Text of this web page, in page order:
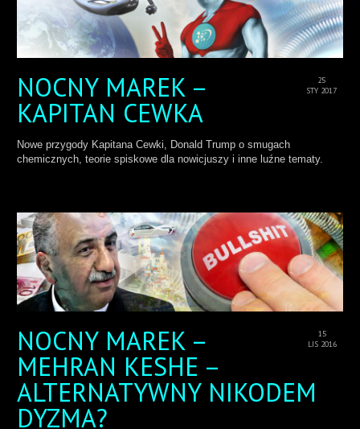
25
STY 2017
NOCNY MAREK –
KAPITAN CEWKA
Nowe przygody Kapitana Cewki, Donald Trump o smugach
chemicznych, teorie spiskowe dla nowicjuszy i inne luźne tematy.
15
LIS 2016
NOCNY MAREK –
MEHRAN KESHE –
ALTERNATYWNY NIKODEM
DYZMA?